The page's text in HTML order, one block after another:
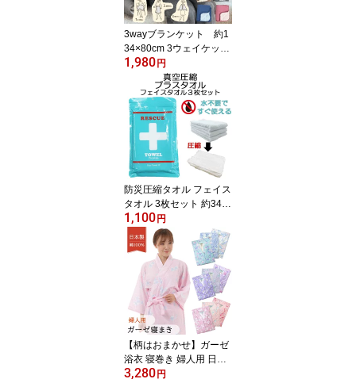
ング 新生活 夏用 車中泊
キャンプ コットン 大き
い
3wayブランケット 約1
34×80cm 3ウェイケット
3wayケット ルームウェ
ア 部屋着 肩当て ひざ掛
け ブランケット blanket
ポンチョ 腰巻き 巻きス
カート あったかグッズ
おしゃれ かわいい 敬老
の日 プレゼント アウト
ドア キャンプ
1,980 円
防災圧縮タオル フェイス
タオル 3枚セット 約34×
85cm 水不要 ガイド付き
プラスタオル コンパクト
綿100％ 災害 レスキュー
resce towel face 緊急 中
国製 1袋に3枚入り 対策
非常時 避難時の備え 防
災グッズ 南海トラフ 地
震 事故 応急処置 レジャ
ー キャンプ 送料無料
1,100 円
【柄はおまかせ】ガーゼ
浴衣 寝巻き 婦人用 日本
製 綿100％ パジャマ ね
3,280 円